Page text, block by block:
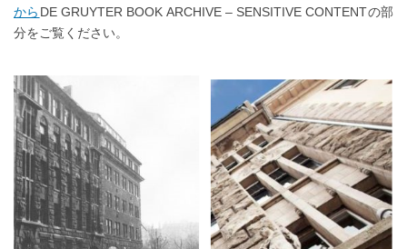
から DE GRUYTER BOOK ARCHIVE – SENSITIVE CONTENTの部
分をご覧ください。